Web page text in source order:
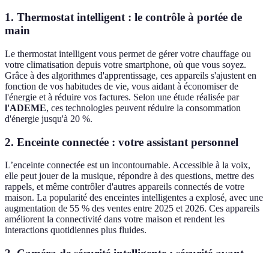
1. Thermostat intelligent : le contrôle à portée de
main
Le thermostat intelligent vous permet de gérer votre chauffage ou
votre climatisation depuis votre smartphone, où que vous soyez.
Grâce à des algorithmes d'apprentissage, ces appareils s'ajustent en
fonction de vos habitudes de vie, vous aidant à économiser de
l'énergie et à réduire vos factures. Selon une étude réalisée par
l'ADEME, ces technologies peuvent réduire la consommation
d'énergie jusqu'à 20 %.
2. Enceinte connectée : votre assistant personnel
L’enceinte connectée est un incontournable. Accessible à la voix,
elle peut jouer de la musique, répondre à des questions, mettre des
rappels, et même contrôler d'autres appareils connectés de votre
maison. La popularité des enceintes intelligentes a explosé, avec une
augmentation de 55 % des ventes entre 2025 et 2026. Ces appareils
améliorent la connectivité dans votre maison et rendent les
interactions quotidiennes plus fluides.